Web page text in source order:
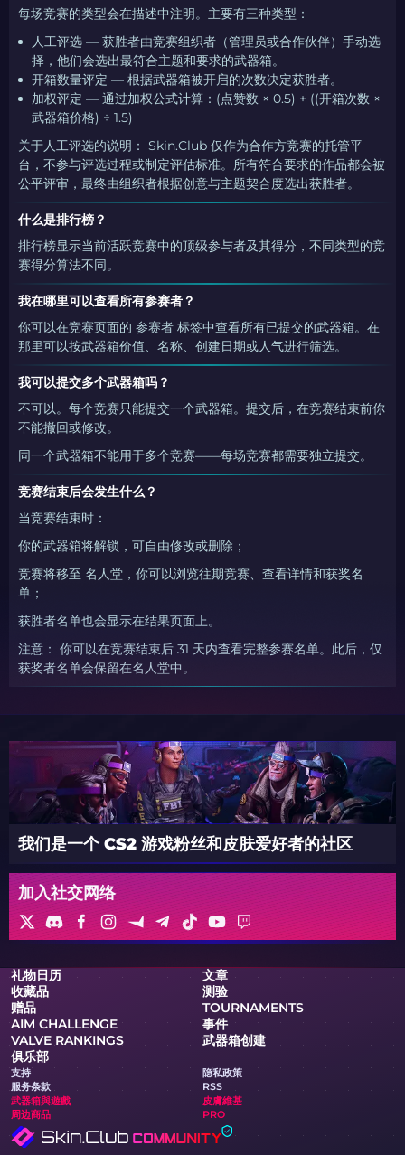
每场竞赛的类型会在描述中注明。主要有三种类型：
人工评选 — 获胜者由竞赛组织者（管理员或合作伙伴）手动选
择，他们会选出最符合主题和要求的武器箱。
开箱数量评定 — 根据武器箱被开启的次数决定获胜者。
加权评定 — 通过加权公式计算：(点赞数 × 0.5) + ((开箱次数 ×
武器箱价格) ÷ 1.5)
关于人工评选的说明： Skin.Club 仅作为合作方竞赛的托管平
台，不参与评选过程或制定评估标准。所有符合要求的作品都会被
公平评审，最终由组织者根据创意与主题契合度选出获胜者。
什么是排行榜？
排行榜显示当前活跃竞赛中的顶级参与者及其得分，不同类型的竞
赛得分算法不同。
我在哪里可以查看所有参赛者？
你可以在竞赛页面的 参赛者 标签中查看所有已提交的武器箱。在
那里可以按武器箱价值、名称、创建日期或人气进行筛选。
我可以提交多个武器箱吗？
不可以。每个竞赛只能提交一个武器箱。提交后，在竞赛结束前你
不能撤回或修改。
同一个武器箱不能用于多个竞赛——每场竞赛都需要独立提交。
竞赛结束后会发生什么？
当竞赛结束时：
你的武器箱将解锁，可自由修改或删除；
竞赛将移至 名人堂，你可以浏览往期竞赛、查看详情和获奖名
单；
获胜者名单也会显示在结果页面上。
注意： 你可以在竞赛结束后 31 天内查看完整参赛名单。此后，仅
获奖者名单会保留在名人堂中。
我们是一个 CS2 游戏粉丝和皮肤爱好者的社区
加入社交网络
礼物日历
文章
收藏品
测验
赠品
TOURNAMENTS
AIM CHALLENGE
事件
VALVE RANKINGS
武器箱创建
俱乐部
支持
隐私政策
服务条款
RSS
武器箱與遊戲
皮膚維基
周边商品
PRO